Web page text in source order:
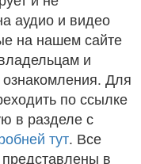
аудио и видео
на нашем сайте
и
Для
по ссылке
в разделе с
тут. Все
в